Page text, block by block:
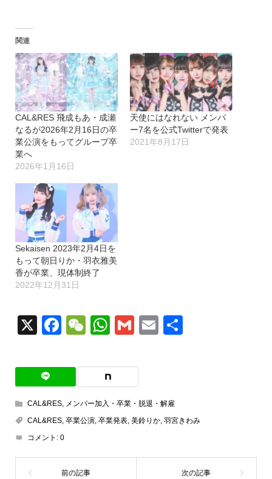
込
み
中…
関連
CAL&RES 飛成もあ・成瀬
なるが2026年2月16日の卒
業公演をもってグループ卒
業へ
2026年1月16日
天使にはなれない メンバ
ー7名を公式Twitterで発表
2021年8月17日
Sekaisen 2023年2月4日を
もって朝日りか・羽衣雅美
香が卒業、現体制終了
2022年12月31日
X Facebook
WeChat
WhatsApp
Gmail
Email
共
CAL&RES,
メンバー加入・卒業・脱退・解雇
CAL&RES, 卒業公演, 卒業発表, 美鈴りか, 羽宮きわみ
コメント: 0